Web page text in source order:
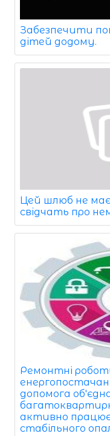
Забезпечити
дітей додому.
Цей шлюб не
свідчать про
Ремонтні
допомога
активно
стабільного